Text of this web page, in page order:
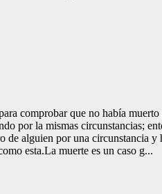
comprobar que no había
por la mismas circunstancias;
de alguien por una circunstancia y
esta.La muerte es un caso g...